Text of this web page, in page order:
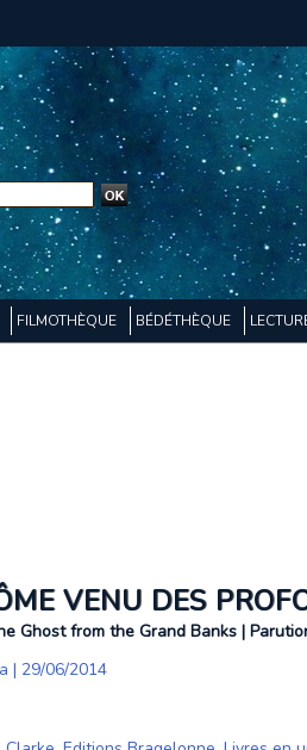
FILMOTHÈQUE BÉDÉTHÈQUE
VENU DES
Ghost from the Grand Banks |
| 29/06/2014